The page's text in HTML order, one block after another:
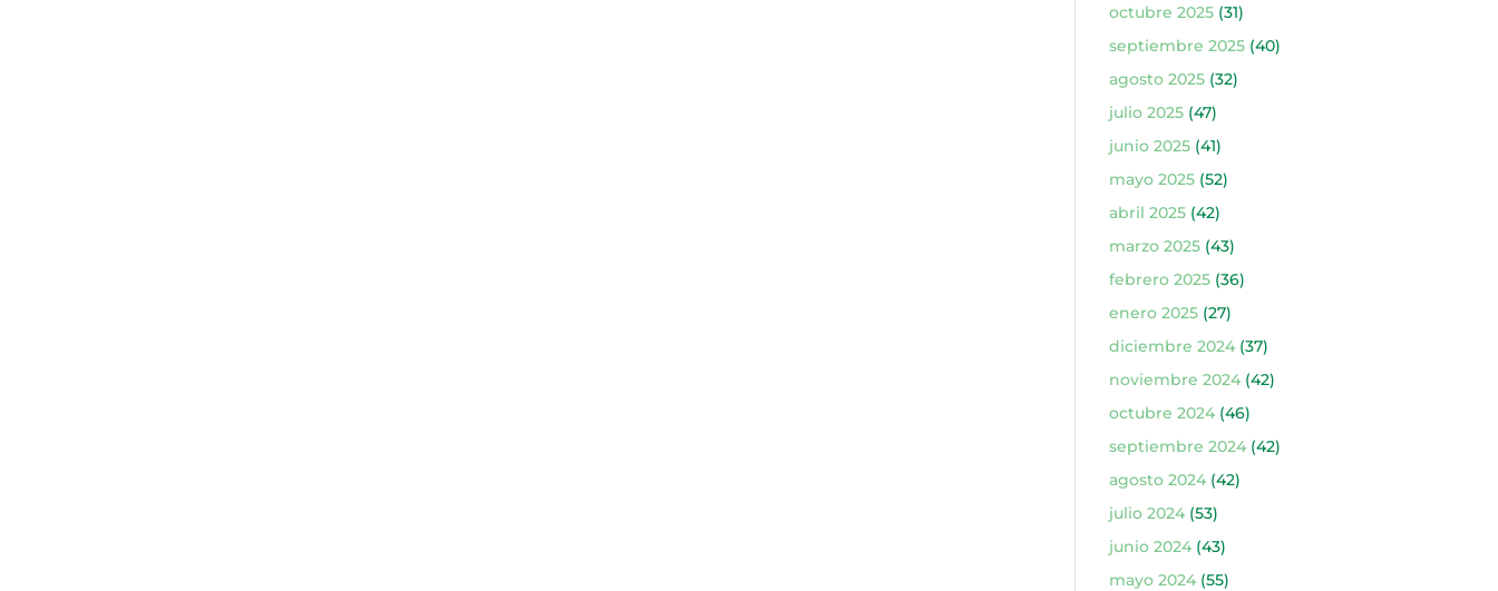
octubre 2025(31)
septiembre 2025(40)
agosto 2025(32)
julio 2025(47)
junio 2025(41)
mayo 2025(52)
abril 2025(42)
marzo 2025(43)
febrero 2025(36)
enero 2025(27)
diciembre 2024(37)
noviembre 2024(42)
octubre 2024(46)
septiembre 2024(42)
agosto 2024(42)
julio 2024(53)
junio 2024(43)
mayo 2024(55)